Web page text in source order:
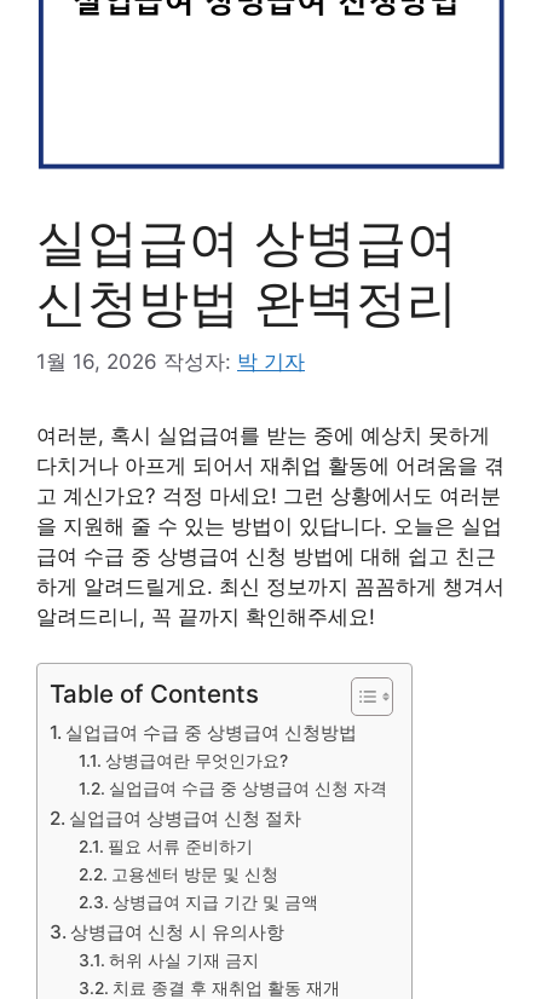
실업급여 상병급여
신청방법 완벽정리
1월 16, 2026 작성자: 박 기자
여러분, 혹시 실업급여를 받는 중에 예상치 못하게
다치거나 아프게 되어서 재취업 활동에 어려움을 겪
고 계신가요? 걱정 마세요! 그런 상황에서도 여러분
을 지원해 줄 수 있는 방법이 있답니다. 오늘은 실업
급여 수급 중 상병급여 신청 방법에 대해 쉽고 친근
하게 알려드릴게요. 최신 정보까지 꼼꼼하게 챙겨서
알려드리니, 꼭 끝까지 확인해주세요!
Table of Contents
실업급여 수급 중 상병급여 신청방법
상병급여란 무엇인가요?
실업급여 수급 중 상병급여 신청 자격
실업급여 상병급여 신청 절차
필요 서류 준비하기
고용센터 방문 및 신청
상병급여 지급 기간 및 금액
상병급여 신청 시 유의사항
허위 사실 기재 금지
치료 종결 후 재취업 활동 재개